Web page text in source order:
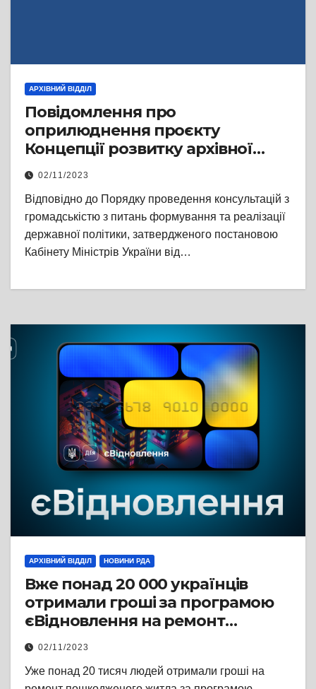
АРХІВНИЙ ВІДДІЛ
Повідомлення про
оприлюднення проєкту
Концепції розвитку архівної
справи до 2026 року
02/11/2023
Відповідно до Порядку проведення консультацій з
громадськістю з питань формування та реалізації
державної політики, затвердженого постановою
Кабінету Міністрів України від…
АРХІВНИЙ ВІДДІЛ НОВИНИ РДА
Вже понад 20 000 українців
отримали гроші за програмою
єВідновлення на ремонт
пошкодженого житла
02/11/2023
Уже понад 20 тисяч людей отримали гроші на